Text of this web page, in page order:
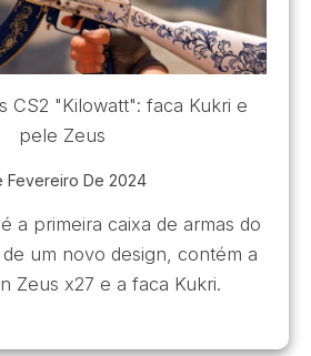
CS2 "Kilowatt": faca Kukri e
pele Zeus
Fevereiro De 2024
a primeira caixa de armas do
de um novo design, contém a
Zeus x27 e a faca Kukri.